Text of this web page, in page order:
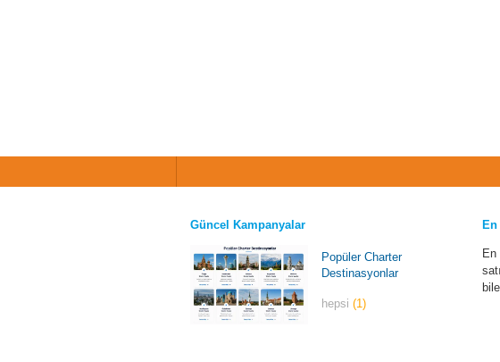
Güncel Kampanyalar
Popüler Charter
Destinasyonlar
hepsi(1)